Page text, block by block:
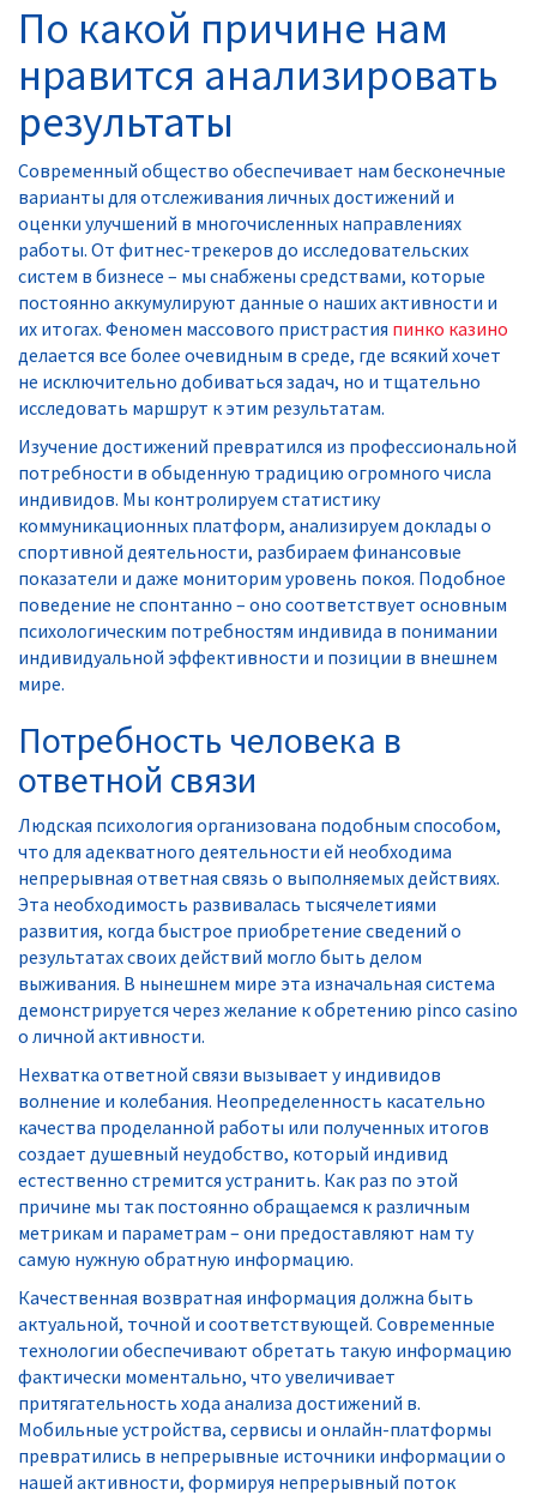
По какой причине нам
нравится анализировать
результаты
Современный общество обеспечивает нам бесконечные
варианты для отслеживания личных достижений и
оценки улучшений в многочисленных направлениях
работы. От фитнес-трекеров до исследовательских
систем в бизнесе – мы снабжены средствами, которые
постоянно аккумулируют данные о наших активности и
их итогах. Феномен массового пристрастия пинко казино
делается все более очевидным в среде, где всякий хочет
не исключительно добиваться задач, но и тщательно
исследовать маршрут к этим результатам.
Изучение достижений превратился из профессиональной
потребности в обыденную традицию огромного числа
индивидов. Мы контролируем статистику
коммуникационных платформ, анализируем доклады о
спортивной деятельности, разбираем финансовые
показатели и даже мониторим уровень покоя. Подобное
поведение не спонтанно – оно соответствует основным
психологическим потребностям индивида в понимании
индивидуальной эффективности и позиции в внешнем
мире.
Потребность человека в
ответной связи
Людская психология организована подобным способом,
что для адекватного деятельности ей необходима
непрерывная ответная связь о выполняемых действиях.
Эта необходимость развивалась тысячелетиями
развития, когда быстрое приобретение сведений о
результатах своих действий могло быть делом
выживания. В нынешнем мире эта изначальная система
демонстрируется через желание к обретению pinco casino
о личной активности.
Нехватка ответной связи вызывает у индивидов
волнение и колебания. Неопределенность касательно
качества проделанной работы или полученных итогов
создает душевный неудобство, который индивид
естественно стремится устранить. Как раз по этой
причине мы так постоянно обращаемся к различным
метрикам и параметрам – они предоставляют нам ту
самую нужную обратную информацию.
Качественная возвратная информация должна быть
актуальной, точной и соответствующей. Современные
технологии обеспечивают обретать такую информацию
фактически моментально, что увеличивает
притягательность хода анализа достижений в.
Мобильные устройства, сервисы и онлайн-платформы
превратились в непрерывные источники информации о
нашей активности, формируя непрерывный поток